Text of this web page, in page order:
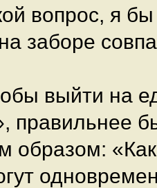
вопрос, я
заборе
выйти на
правильнее
образом: